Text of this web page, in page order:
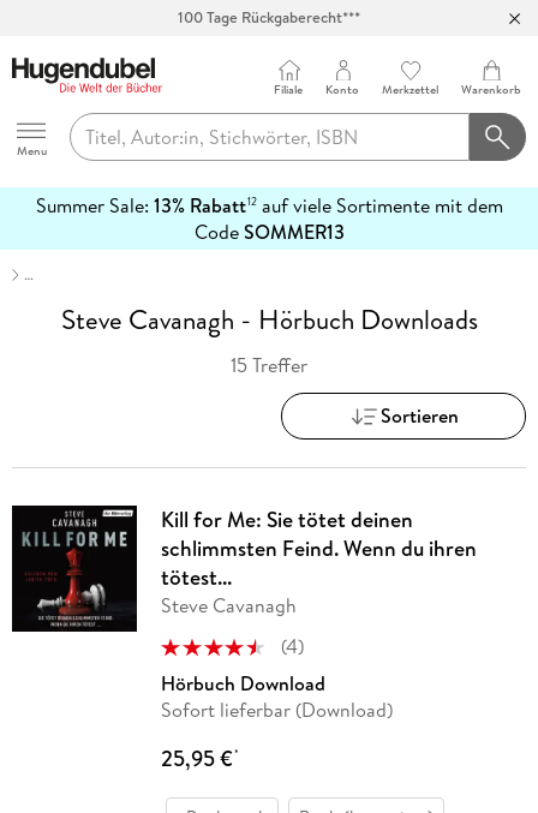
100 Tage Rückgaberecht***
Hugendubel
Menu
Filiale Konto Merkzettel Warenkorb
Summer Sale: 13% Rabatt12auf viele Sortimente mit dem
CodeSOMMER13
erfahren
…
Steve Cavanagh - Hörbuch Downloads
15 Treffer
Sortieren
Kill for Me: Sie tötet deinen
schlimmsten Feind. Wenn du ihren
tötest...
Steve Cavanagh
(4)
Hörbuch Download
Sofort lieferbar (Download)
25,95 €*